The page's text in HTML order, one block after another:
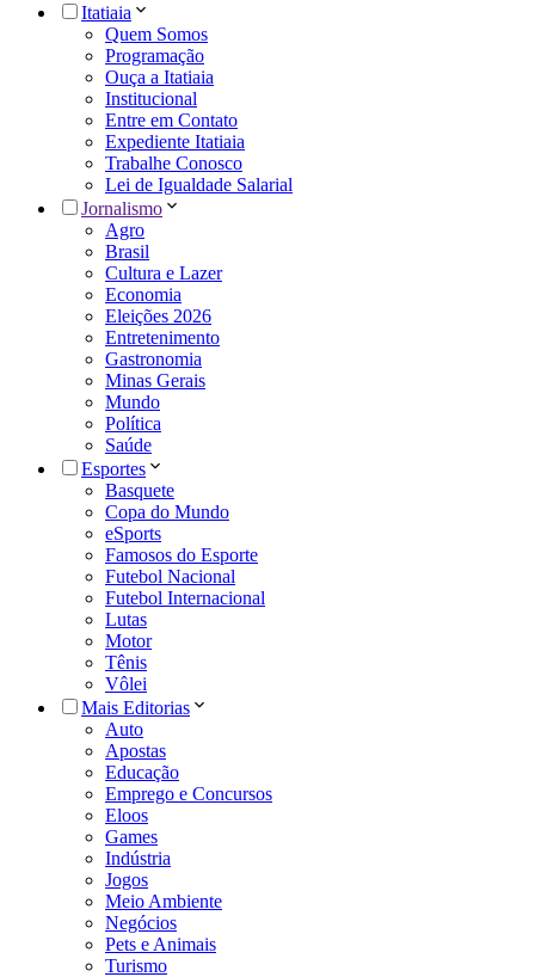
Itatiaia
Quem Somos
Programação
Ouça a Itatiaia
Institucional
Entre em Contato
Expediente Itatiaia
Trabalhe Conosco
Lei de Igualdade Salarial
Jornalismo
Agro
Brasil
Cultura e Lazer
Economia
Eleições 2026
Entretenimento
Gastronomia
Minas Gerais
Mundo
Política
Saúde
Esportes
Basquete
Copa do Mundo
eSports
Famosos do Esporte
Futebol Nacional
Futebol Internacional
Lutas
Motor
Tênis
Vôlei
Mais Editorias
Auto
Apostas
Educação
Emprego e Concursos
Eloos
Games
Indústria
Jogos
Meio Ambiente
Negócios
Pets e Animais
Turismo